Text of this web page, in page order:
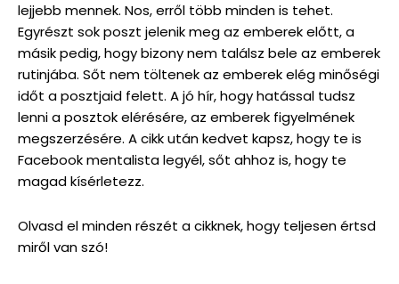
lejjebb mennek. Nos, erről több minden is tehet.
Egyrészt sok poszt jelenik meg az emberek előtt, a
másik pedig, hogy bizony nem találsz bele az emberek
rutinjába. Sőt nem töltenek az emberek elég minőségi
időt a posztjaid felett. A jó hír, hogy hatással tudsz
lenni a posztok elérésére, az emberek figyelmének
megszerzésére. A cikk után kedvet kapsz, hogy te is
Facebook mentalista legyél, sőt ahhoz is, hogy te
magad kísérletezz.
Olvasd el minden részét a cikknek, hogy teljesen értsd
miről van szó!